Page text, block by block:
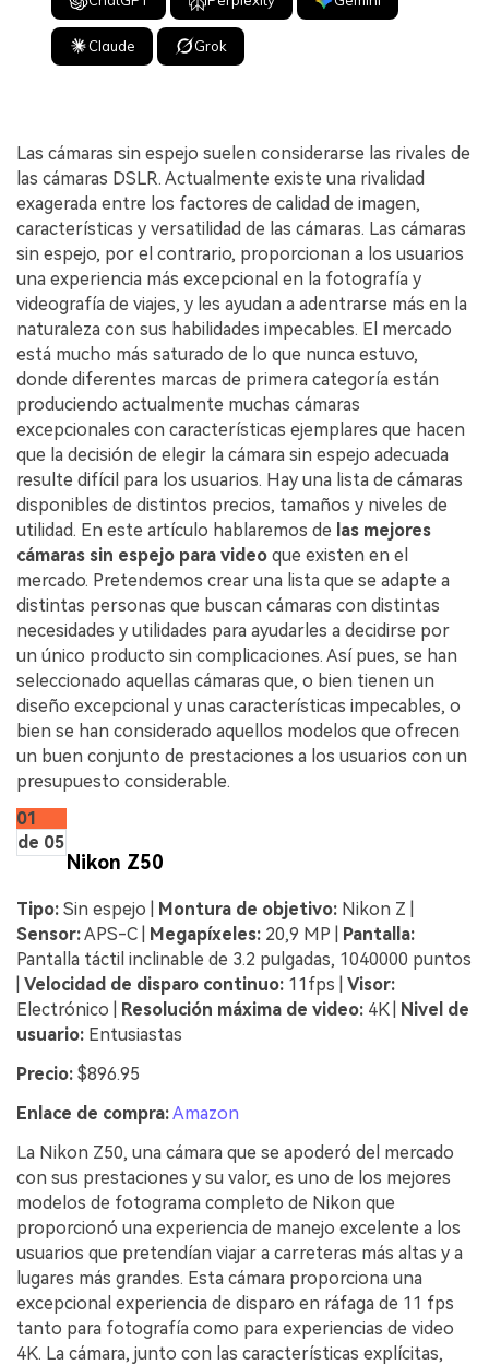
Claude Grok
Las cámaras sin espejo suelen considerarse las rivales de
las cámaras DSLR. Actualmente existe una rivalidad
exagerada entre los factores de calidad de imagen,
características y versatilidad de las cámaras. Las cámaras
sin espejo, por el contrario, proporcionan a los usuarios
una experiencia más excepcional en la fotografía y
videografía de viajes, y les ayudan a adentrarse más en la
naturaleza con sus habilidades impecables. El mercado
está mucho más saturado de lo que nunca estuvo,
donde diferentes marcas de primera categoría están
produciendo actualmente muchas cámaras
excepcionales con características ejemplares que hacen
que la decisión de elegir la cámara sin espejo adecuada
resulte difícil para los usuarios. Hay una lista de cámaras
disponibles de distintos precios, tamaños y niveles de
utilidad. En este artículo hablaremos de las mejores
cámaras sin espejo para video que existen en el
mercado. Pretendemos crear una lista que se adapte a
distintas personas que buscan cámaras con distintas
necesidades y utilidades para ayudarles a decidirse por
un único producto sin complicaciones. Así pues, se han
seleccionado aquellas cámaras que, o bien tienen un
diseño excepcional y unas características impecables, o
bien se han considerado aquellos modelos que ofrecen
un buen conjunto de prestaciones a los usuarios con un
presupuesto considerable.
01
de 05
Nikon Z50
Tipo: Sin espejo | Montura de objetivo: Nikon Z |
Sensor:APS-C | Megapíxeles: 20,9 MP | Pantalla:
Pantalla táctil inclinable de 3.2 pulgadas, 1040000 puntos
Velocidad de disparo continuo: 11fps | Visor:
Electrónico | Resolución máxima de video: 4K | Nivel de
usuario: Entusiastas
Precio: $896.95
Enlace de compra:Amazon
La Nikon Z50, una cámara que se apoderó del mercado
con sus prestaciones y su valor, es uno de los mejores
modelos de fotograma completo de Nikon que
proporcionó una experiencia de manejo excelente a los
usuarios que pretendían viajar a carreteras más altas y a
lugares más grandes. Esta cámara proporciona una
excepcional experiencia de disparo en ráfaga de 11 fps
tanto para fotografía como para experiencias de video
4K. La cámara, junto con las características explícitas,